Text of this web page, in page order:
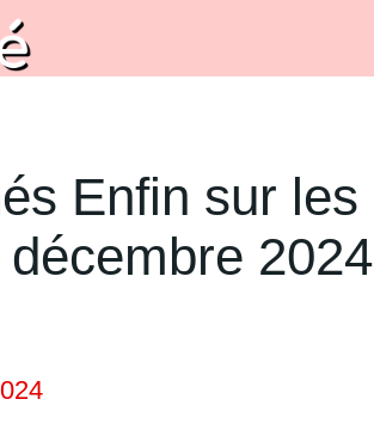
Enfin sur les
décembre 2024